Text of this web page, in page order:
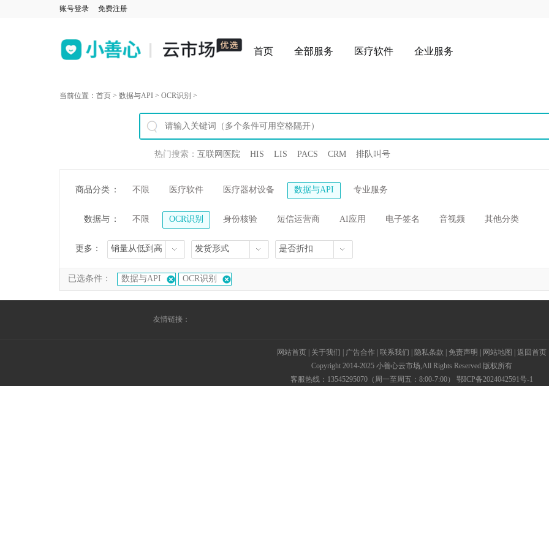
账号登录 免费注册
首页 全部服务 医疗软件 企业服务
当前位置： 首页 > 数据与API > OCR识别 >
热门搜索： 互联网医院 HIS LIS PACS CRM 排队叫号
商品分类 ： 不限 医疗软件 医疗器材设备 数据与API 专业服务
数据与 ： 不限 OCR识别 身份核验 短信运营商 AI应用 电子签名 音视频 其他分类
更多： 销量从低到高 发货形式 是否折扣
已选条件： 数据与API OCR识别
友情链接：
网站首页 关于我们 广告合作 联系我们 隐私条款 免责声明 网站地图
返回首页
Copyright 2014-2025 小善心云市场,All Rights Reserved 版权所有
客服热线：13545295070（周一至周五：8:00-7:00） 鄂ICP备2024042591号-1